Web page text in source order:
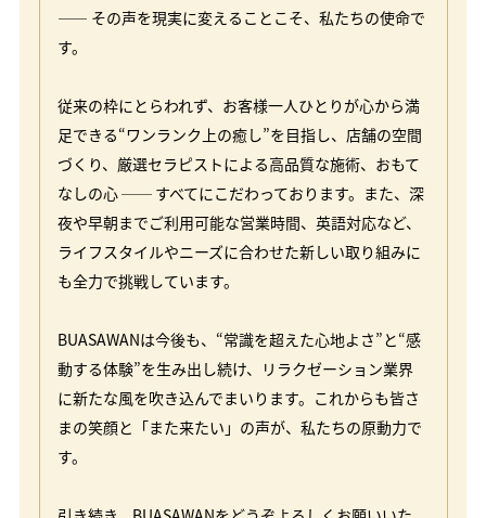
—— その声を現実に変えることこそ、私たちの使命で
す。
従来の枠にとらわれず、お客様一人ひとりが心から満
足できる“ワンランク上の癒し”を目指し、店舗の空間
づくり、厳選セラピストによる高品質な施術、おもて
なしの心 ── すべてにこだわっております。また、深
夜や早朝までご利用可能な営業時間、英語対応など、
ライフスタイルやニーズに合わせた新しい取り組みに
も全力で挑戦しています。
BUASAWANは今後も、“常識を超えた心地よさ”と“感
動する体験”を生み出し続け、リラクゼーション業界
に新たな風を吹き込んでまいります。これからも皆さ
まの笑顔と「また来たい」の声が、私たちの原動力で
す。